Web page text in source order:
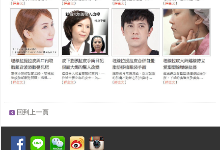
回到上一頁